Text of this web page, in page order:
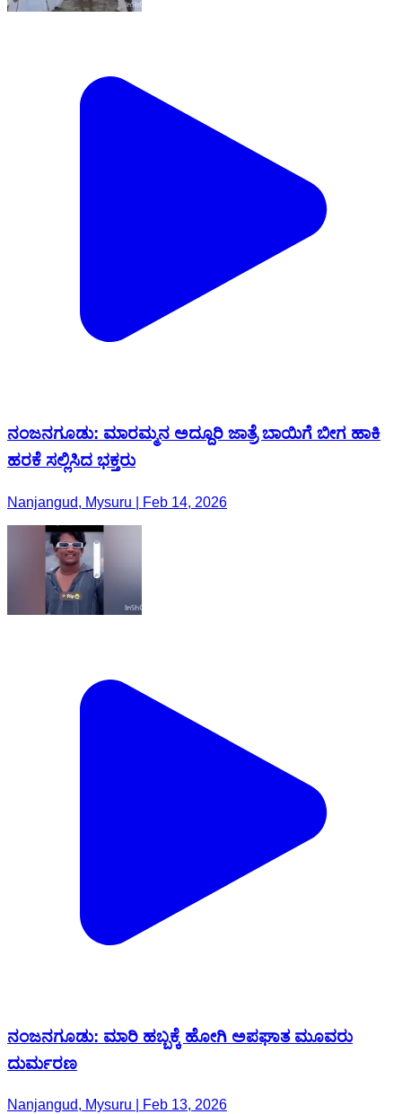
ನಂಜನಗೂಡು: ಮಾರಮ್ಮನ ಅದ್ದೂರಿ ಜಾತ್ರೆ ಬಾಯಿಗೆ ಬೀಗ ಹಾಕಿ
ಹರಕೆ ಸಲ್ಲಿಸಿದ ಭಕ್ತರು
Nanjangud, Mysuru | Feb 14, 2026
ನಂಜನಗೂಡು: ಮಾರಿ ಹಬ್ಬಕ್ಕೆ ಹೋಗಿ ಅಪಘಾತ ಮೂವರು
ದುರ್ಮರಣ
Nanjangud, Mysuru | Feb 13, 2026